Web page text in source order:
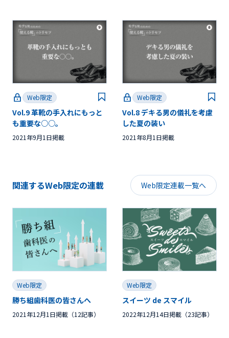
Web限定
Vol.9 革靴の手入れにもっと
も重要な○○。
2021年9月1日掲載
Web限定
Vol.8 デキる男の儀礼を考慮
した夏の装い
2021年8月1日掲載
関連するWeb限定の連載 Web限定連載一覧へ
Web限定
勝ち組歯科医の皆さんへ
2021年12月1日掲載（12記事）
Web限定
スイーツ de スマイル
2022年12月14日掲載（23記事）